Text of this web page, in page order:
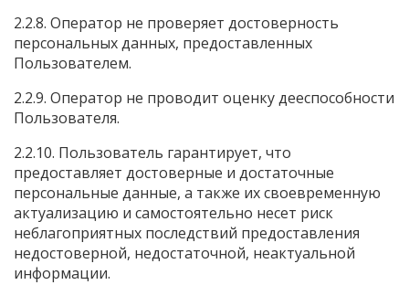
2.2.8. Оператор не проверяет достоверность
персональных данных, предоставленных
Пользователем.
2.2.9. Оператор не проводит оценку дееспособности
Пользователя.
2.2.10. Пользователь гарантирует, что
предоставляет достоверные и достаточные
персональные данные, а также их своевременную
актуализацию и самостоятельно несет риск
неблагоприятных последствий предоставления
недостоверной, недостаточной, неактуальной
информации.